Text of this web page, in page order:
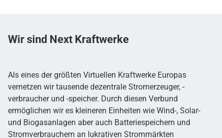
Wir sind Next Kraftwerke
Als eines der größten Virtuellen Kraftwerke Europas
vernetzen wir tausende dezentrale Stromerzeuger, -
verbraucher und -speicher. Durch diesen Verbund
ermöglichen wir es kleineren Einheiten wie Wind-, Solar-
und Biogasanlagen aber auch Batteriespeichern und
Stromverbrauchern an lukrativen Strommärkten